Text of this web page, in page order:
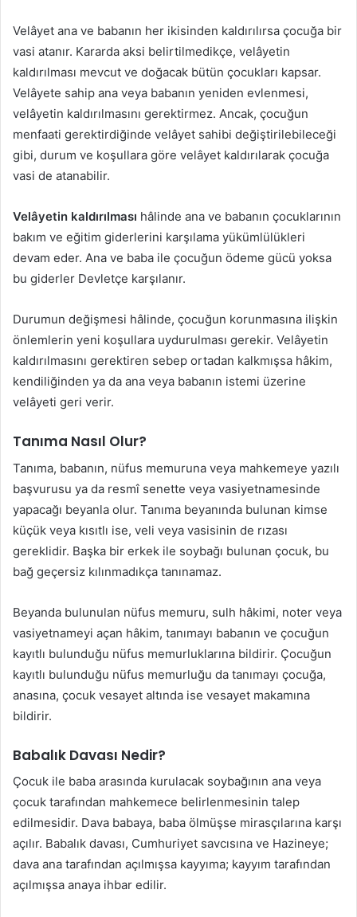
Velâyet ana ve babanın her ikisinden kaldırılırsa çocuğa bir
vasi atanır. Kararda aksi belirtilmedikçe, velâyetin
kaldırılması mevcut ve doğacak bütün çocukları kapsar.
Velâyete sahip ana veya babanın yeniden evlenmesi,
velâyetin kaldırılmasını gerektirmez. Ancak, çocuğun
menfaati gerektirdiğinde velâyet sahibi değiştirilebileceği
gibi, durum ve koşullara göre velâyet kaldırılarak çocuğa
vasi de atanabilir.
Velâyetin kaldırılması hâlinde ana ve babanın çocuklarının
bakım ve eğitim giderlerini karşılama yükümlülükleri
devam eder. Ana ve baba ile çocuğun ödeme gücü yoksa
bu giderler Devletçe karşılanır.
Durumun değişmesi hâlinde, çocuğun korunmasına ilişkin
önlemlerin yeni koşullara uydurulması gerekir. Velâyetin
kaldırılmasını gerektiren sebep ortadan kalkmışsa hâkim,
kendiliğinden ya da ana veya babanın istemi üzerine
velâyeti geri verir.
Tanıma Nasıl Olur?
Tanıma, babanın, nüfus memuruna veya mahkemeye yazılı
başvurusu ya da resmî senette veya vasiyetnamesinde
yapacağı beyanla olur. Tanıma beyanında bulunan kimse
küçük veya kısıtlı ise, veli veya vasisinin de rızası
gereklidir. Başka bir erkek ile soybağı bulunan çocuk, bu
bağ geçersiz kılınmadıkça tanınamaz.
Beyanda bulunulan nüfus memuru, sulh hâkimi, noter veya
vasiyetnameyi açan hâkim, tanımayı babanın ve çocuğun
kayıtlı bulunduğu nüfus memurluklarına bildirir. Çocuğun
kayıtlı bulunduğu nüfus memurluğu da tanımayı çocuğa,
anasına, çocuk vesayet altında ise vesayet makamına
bildirir.
Babalık Davası Nedir?
Çocuk ile baba arasında kurulacak soybağının ana veya
çocuk tarafından mahkemece belirlenmesinin talep
edilmesidir. Dava babaya, baba ölmüşse mirasçılarına karşı
açılır. Babalık davası, Cumhuriyet savcısına ve Hazineye;
dava ana tarafından açılmışsa kayyıma; kayyım tarafından
açılmışsa anaya ihbar edilir.